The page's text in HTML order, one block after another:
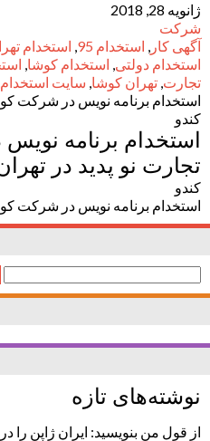
ژانویه 28, 2018
شرکت
آگهی کار , استخدام 95 , استخدام
استخدام دولتی, استخدام کوشا,
تجارت, تهران کوشا, سایت استخدام
استخدام برنامه نویس در شرکت
کندو
استخدام برنامه
تجارت نو پدید در
کندو
استخدام برنامه نویس در شرکت
جستجو
برای:
نوشته‌های تازه
از قول من بنویسید: ایران ژاپن را